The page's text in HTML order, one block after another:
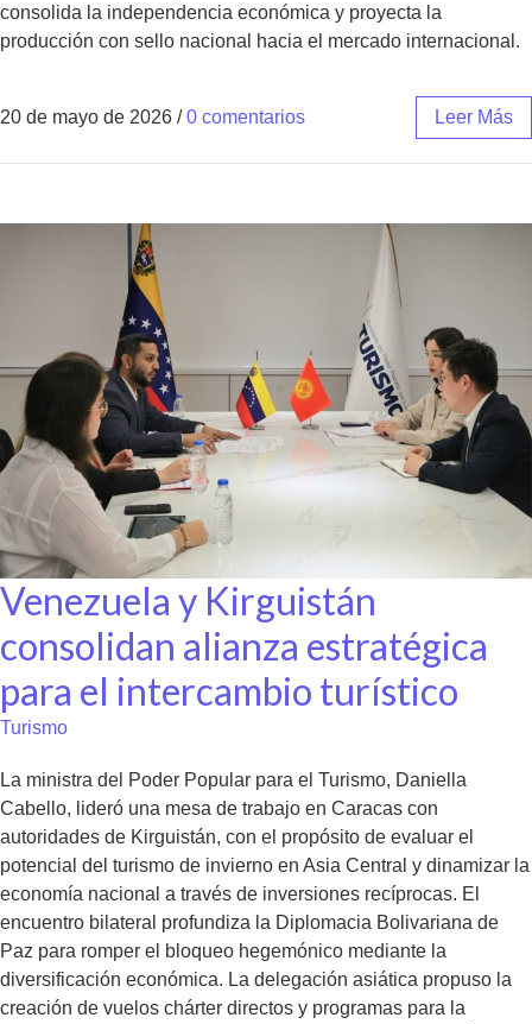
consolida la independencia económica y proyecta la
producción con sello nacional hacia el mercado internacional.
20 de mayo de 2026 / 0 comentarios Leer Más
Venezuela y Kirguistán
consolidan alianza estratégica
para el intercambio turístico
Turismo
La ministra del Poder Popular para el Turismo, Daniella
Cabello, lideró una mesa de trabajo en Caracas con
autoridades de Kirguistán, con el propósito de evaluar el
potencial del turismo de invierno en Asia Central y dinamizar la
economía nacional a través de inversiones recíprocas. El
encuentro bilateral profundiza la Diplomacia Bolivariana de
Paz para romper el bloqueo hegemónico mediante la
diversificación económica. La delegación asiática propuso la
creación de vuelos chárter directos y programas para la